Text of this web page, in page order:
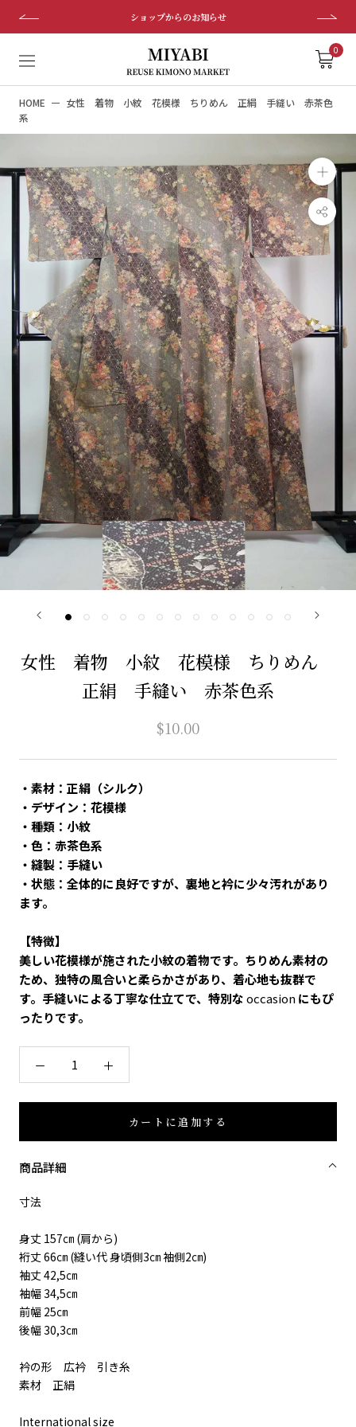
し
ン
ショップからのお知らせ
0
HOME
女性 着物 小紋 花模様 ちりめん 正絹 手縫い 赤茶色
系
女性 着物 小紋 花模様 ちりめん
正絹 手縫い 赤茶色系
$10.00
・素材：正絹（シルク）
・デザイン：花模様
・種類：小紋
・色：赤茶色系
・縫製：手縫い
・状態：全体的に良好ですが、裏地と衿に少々汚れがあり
ます。
【特徴】
美しい花模様が施された小紋の着物です。ちりめん素材の
ため、独特の風合いと柔らかさがあり、着心地も抜群で
す。手縫いによる丁寧な仕立てで、特別なoccasionにもぴ
ったりです。
カートに追加する
商品詳細
寸法
身丈 157㎝ (肩から)
裄丈 66㎝ (縫い代 身頃側3㎝ 袖側2㎝)
袖丈 42,5㎝
袖幅 34,5㎝
前幅 25㎝
後幅 30,3㎝
衿の形 広衿 引き糸
素材 正絹
International size